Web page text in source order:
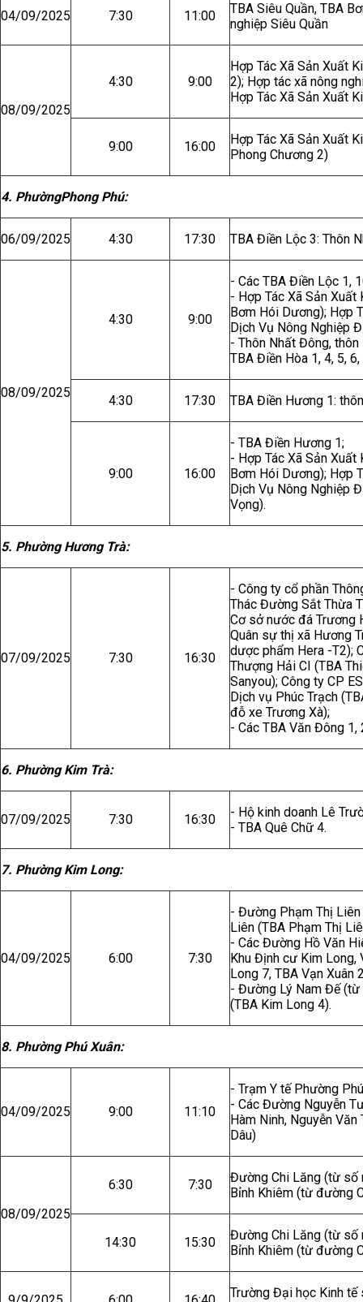
04/09/2025 7:30 11:00
TBA Siêu Quần, TBA
nghiệp Siêu Quần
08/09/2025
4:30 9:00
Hợp Tác Xã Sản Xuất
2); Hợp tác xã nông
Hợp Tác Xã Sản Xuất
9:00 16:00
Hợp Tác Xã Sản Xuất
Phong Chương 2)
4. PhườngPhong Phú:
06/09/2025 4:30 17:30 TBA Điền Lộc 3: Thôn
08/09/2025
4:30 9:00
- Các TBA Điền Lộc 1,
- Hợp Tác Xã Sản
Bơm Hói Dương); Hợp
Dịch Vụ Nông Nghiệp
- Thôn Nhất Đông,
TBA Điền Hòa 1, 4, 5, 6,
4:30 17:30 TBA Điền Hương 1:
9:00 16:00
- TBA Điền Hương 1;
- Hợp Tác Xã Sản
Bơm Hói Dương); Hợp
Dịch Vụ Nông Nghiệp
Vọng).
5. Phường Hương Trà:
07/09/2025 7:30 16:30
- Công ty cổ phần
Thác Đường Sắt Thừa
Cơ sở nước đá Trương
Quân sự thị xã Hương
dược phẩm Hera -T2);
Thượng Hải CI (TBA
Sanyou); Công ty CP
Dịch vụ Phúc Trạch
đỗ xe Trương Xà);
- Các TBA Văn Đông 1,
6. Phường Kim Trà:
07/09/2025 7:30 16:30
- Hộ kinh doanh Lê
- TBA Quê Chữ 4.
7. Phường Kim Long:
04/09/2025 6:00 7:30
- Đường Phạm Thị
Liên (TBA Phạm Thị
- Các Đường Hồ Văn
Khu Định cư Kim Long,
Long 7, TBA Vạn Xuân
- Đường Lý Nam Đế (từ
(TBA Kim Long 4).
8. Phường Phú Xuân:
04/09/2025 9:00 11:10
- Trạm Y tế Phường
- Các Đường Nguyễn
Hàm Ninh, Nguyễn
Dâu)
08/09/2025
6:30 7:30
Đường Chi Lăng (từ số
Bỉnh Khiêm (từ đường
14:30 15:30
Đường Chi Lăng (từ số
Bỉnh Khiêm (từ đường
Trường Đại học Kinh tế